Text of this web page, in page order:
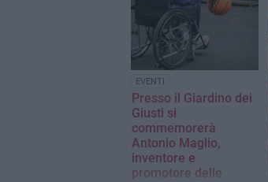
EVENTI
Presso il Giardino dei
Giusti si
commemorerà
Antonio Maglio,
inventore e
promotore delle